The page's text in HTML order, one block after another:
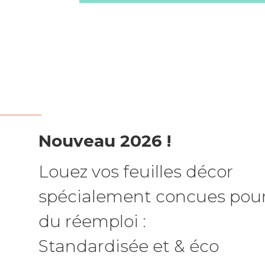
Nouveau 2026 !
Louez vos feuilles décor
spécialement concues
du réemploi :
Standardisée et & éco